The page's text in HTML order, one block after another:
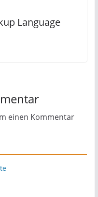
Language
einen Kommentar